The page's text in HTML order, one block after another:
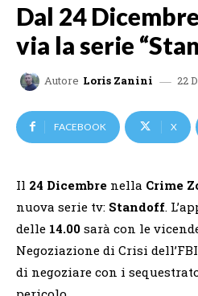
Dal 24
via la serie
Autore Loris Zanini 22
FACEBOOK X
Il 24 Dicembre nella Crime
nuova serie tv: Standoff.
delle 14.00 sarà con le
Negoziazione di Crisi
di negoziare con i